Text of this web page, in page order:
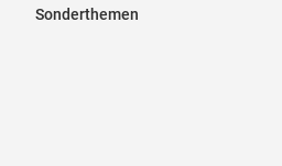
Sonderthemen